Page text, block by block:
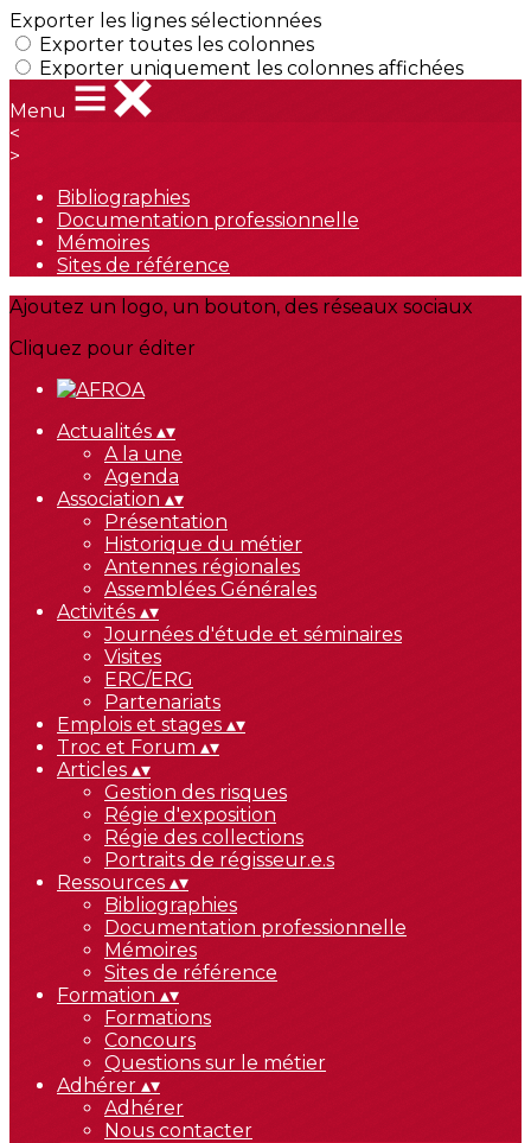
Exporter les lignes sélectionnées
Exporter toutes les colonnes
Exporter uniquement les colonnes affichées
Menu
<
>
Bibliographies
Documentation professionnelle
Mémoires
Sites de référence
Ajoutez un logo, un bouton, des réseaux sociaux
Cliquez pour éditer
Actualités ▴▾
A la une
Agenda
Association ▴▾
Présentation
Historique du métier
Antennes régionales
Assemblées Générales
Activités ▴▾
Journées d'étude et séminaires
Visites
ERC/ERG
Partenariats
Emplois et stages ▴▾
Troc et Forum ▴▾
Articles ▴▾
Gestion des risques
Régie d'exposition
Régie des collections
Portraits de régisseur.e.s
Ressources ▴▾
Bibliographies
Documentation professionnelle
Mémoires
Sites de référence
Formation ▴▾
Formations
Concours
Questions sur le métier
Adhérer ▴▾
Adhérer
Nous contacter